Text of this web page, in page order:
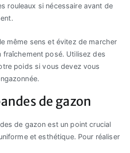
rouleaux si nécessaire avant de
même sens et évitez de marcher
fraîchement posé. Utilisez des
poids si vous devez vous
de gazon
de gazon est un point crucial
et esthétique. Pour réaliser